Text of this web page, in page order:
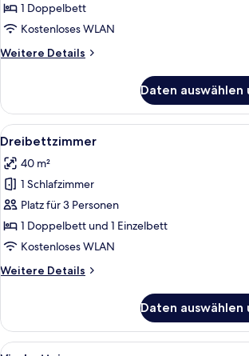
1 Doppelbett
Kostenloses WLAN
Weitere Details
Weitere
Daten auswählen
Alle
Fotos
für
Dreibettzimmer
anzeigen
Ein
5
Dreibettzimmer
40 m²
1 Schlafzimmer
Platz für 3 Personen
1 Doppelbett und 1 Einzelbett
Kostenloses WLAN
Weitere Details
Weitere
Daten auswählen
Alle
Ein Bett mit